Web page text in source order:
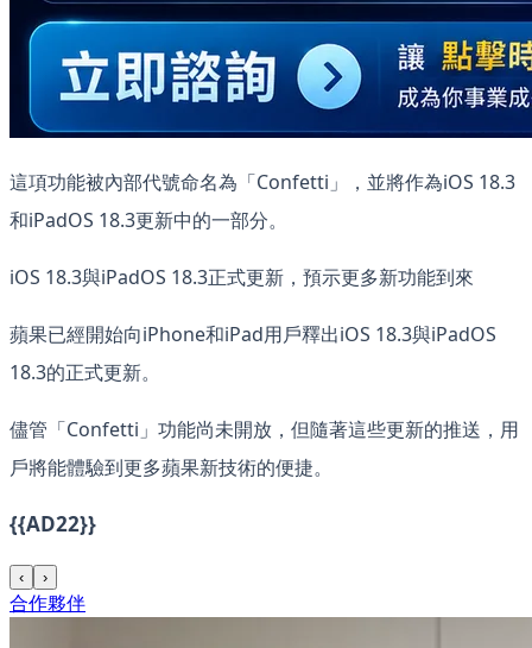
這項功能被內部代號命名為「Confetti」，並將作為iOS 18.3
和iPadOS 18.3更新中的一部分。
iOS 18.3與iPadOS 18.3正式更新，預示更多新功能到來
蘋果已經開始向iPhone和iPad用戶釋出iOS 18.3與iPadOS
18.3的正式更新。
儘管「Confetti」功能尚未開放，但隨著這些更新的推送，用
戶將能體驗到更多蘋果新技術的便捷。
{{AD22}}
‹ ›
合作夥伴